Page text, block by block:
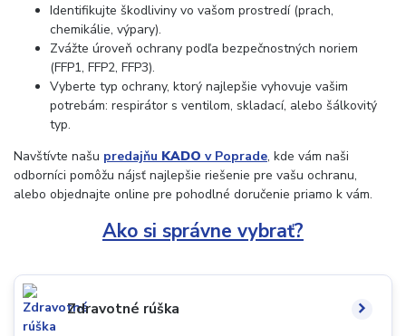
Identifikujte škodliviny vo vašom prostredí (prach,
chemikálie, výpary).
Zvážte úroveň ochrany podľa bezpečnostných noriem
(FFP1, FFP2, FFP3).
Vyberte typ ochrany, ktorý najlepšie vyhovuje vašim
potrebám: respirátor s ventilom, skladací, alebo šálkovitý
typ.
Navštívte našu predajňu KADO v Poprade, kde vám naši
odborníci pomôžu nájsť najlepšie riešenie pre vašu ochranu,
alebo objednajte online pre pohodlné doručenie priamo k vám.
Ako si správne vybrať?
Zdravotné rúška